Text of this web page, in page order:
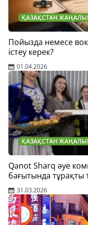
ҚАЗАҚСТАН
Пойызда немесе
істеу керек?
01.04.2026
ҚАЗАҚСТАН
Qanot Sharq әуе
бағытында тұрақты
31.03.2026